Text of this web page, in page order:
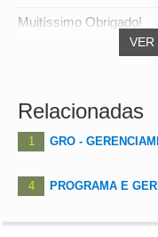
VER
Muitíssimo Obrigado!
Relacionadas
1 GRO -
4 PROGRAMA E